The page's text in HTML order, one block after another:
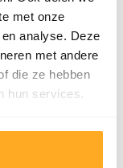
met onze
analyse. Deze
met andere
die ze hebben
hun services.